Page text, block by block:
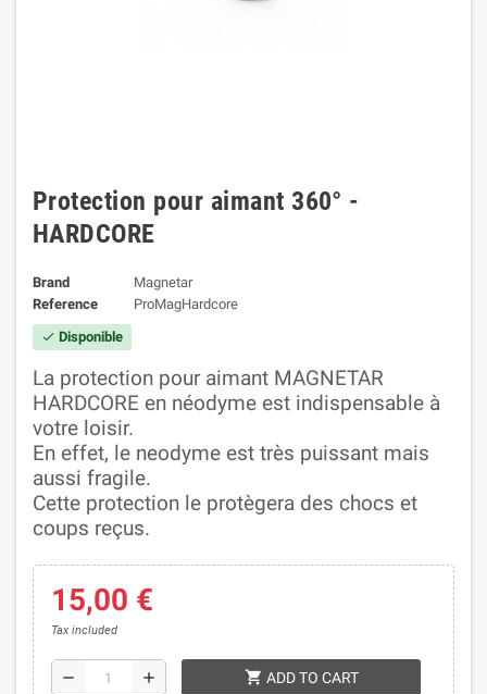
Protection pour aimant 360° -
HARDCORE
Brand
Magnetar
Reference
ProMagHardcore
check Disponible
La protection pour aimant MAGNETAR
HARDCORE en néodyme est indispensable à
votre loisir.
En effet, le neodyme est très puissant mais
aussi fragile.
Cette protection le protègera des chocs et
coups reçus.
15,00 €
Tax included
remove add shopping_cart ADD TO CART